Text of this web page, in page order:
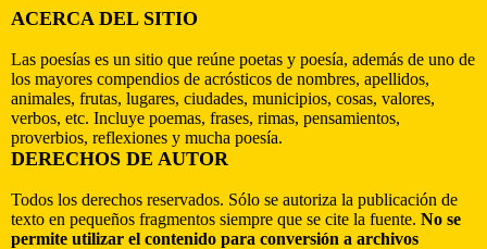
ACERCA DEL SITIO
Las poesías es un sitio que reúne poetas y poesía, además de uno de
los mayores compendios de acrósticos de nombres, apellidos,
animales, frutas, lugares, ciudades, municipios, cosas, valores,
verbos, etc. Incluye poemas, frases, rimas, pensamientos,
proverbios, reflexiones y mucha poesía.
DERECHOS DE AUTOR
Todos los derechos reservados. Sólo se autoriza la publicación de
texto en pequeños fragmentos siempre que se cite la fuente. No se
permite utilizar el contenido para conversión a archivos